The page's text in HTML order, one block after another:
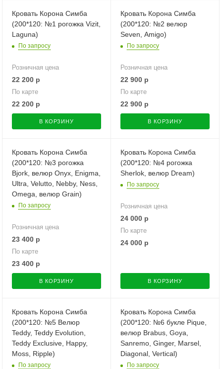
Кровать Корона Симба
(200*120: №1 рогожка Vizit,
Laguna)
По запросу
Розничная цена
22 200 р
По карте
22 200 р
В КОРЗИНУ
Кровать Корона Симба
(200*120: №2 велюр
Seven, Amigo)
По запросу
Розничная цена
22 900 р
По карте
22 900 р
В КОРЗИНУ
Кровать Корона Симба
(200*120: №3 рогожка
Bjork, велюр Onyx, Enigma,
Ultra, Velutto, Nebby, Ness,
Omega, велюр Grain)
По запросу
Розничная цена
23 400 р
По карте
23 400 р
В КОРЗИНУ
Кровать Корона Симба
(200*120: №4 рогожка
Sherlok, велюр Dream)
По запросу
Розничная цена
24 000 р
По карте
24 000 р
В КОРЗИНУ
Кровать Корона Симба
(200*120: №5 Велюр
Teddy, Teddy Evolution,
Teddy Exclusive, Happy,
Moss, Ripple)
По запросу
Кровать Корона Симба
(200*120: №6 букле Pique,
велюр Brabus, Goya,
Sanremo, Ginger, Marsel,
Diagonal, Vertical)
По запросу